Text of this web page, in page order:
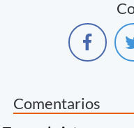
Comentarios